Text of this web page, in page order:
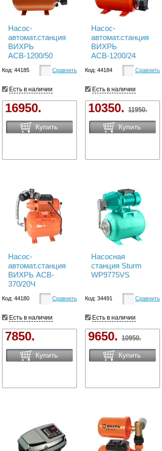
Насос-
автомат.станция
ВИХРЬ
АСВ-1200/50
Код: 44185 Сравнить
Есть в наличии
16950.
Купить
Насос-
автомат.станция
ВИХРЬ
АСВ-1200/24
Код: 44184 Сравнить
Есть в наличии
10350. 11950.
Купить
Насос-
автомат.станция
ВИХРЬ АСВ-
370/20Ч
Код: 44180 Сравнить
Есть в наличии
7850.
Купить
Насосная
станция Sturm
WP9775VS
Код: 34491 Сравнить
Есть в наличии
9650. 10950.
Купить